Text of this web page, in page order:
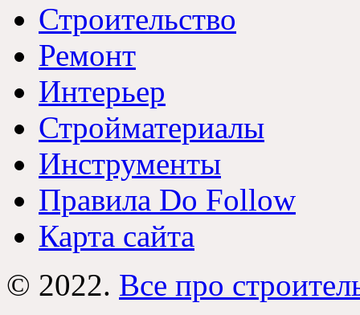
Строительство
Ремонт
Интерьер
Стройматериалы
Инструменты
Правила Do Follow
Карта сайта
© 2022. Все про